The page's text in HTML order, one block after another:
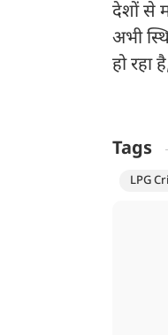
देशों से
अभी
हो रहा
Tags
LPG